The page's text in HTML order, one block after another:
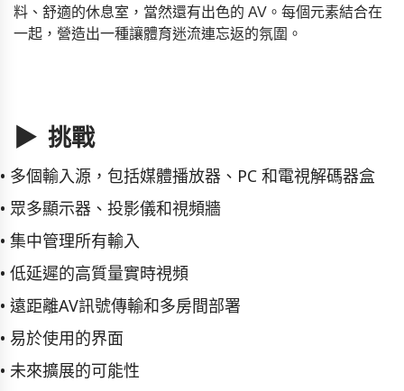
料、舒適的休息室，當然還有出色的 AV。每個元素結合在
一起，營造出一種讓體育迷流連忘返的氛圍。
▶ 挑戰
• 多個輸入源，包括媒體播放器、PC 和電視解碼器盒
• 眾多顯示器、投影儀和視頻牆
• 集中管理所有輸入
• 低延遲的高質量實時視頻
• 遠距離AV訊號傳輸和多房間部署
• 易於使用的界面
• 未來擴展的可能性